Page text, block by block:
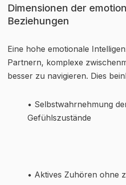
Dimensionen der
Beziehungen
Eine hohe emotionale
Partnern, komplexe
besser zu navigieren. Dies
• Selbstwahrnehmung
Gefühlszustände
• Aktives Zuhören ohne